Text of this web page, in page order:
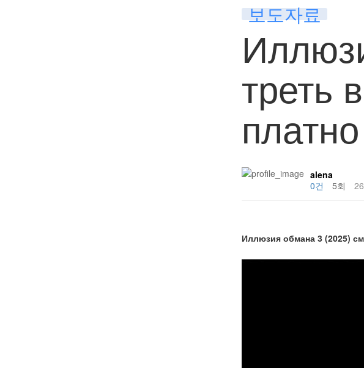
보도자료
треть
платно
alena
0건
5회
Иллюзия обмана 3 (2025)